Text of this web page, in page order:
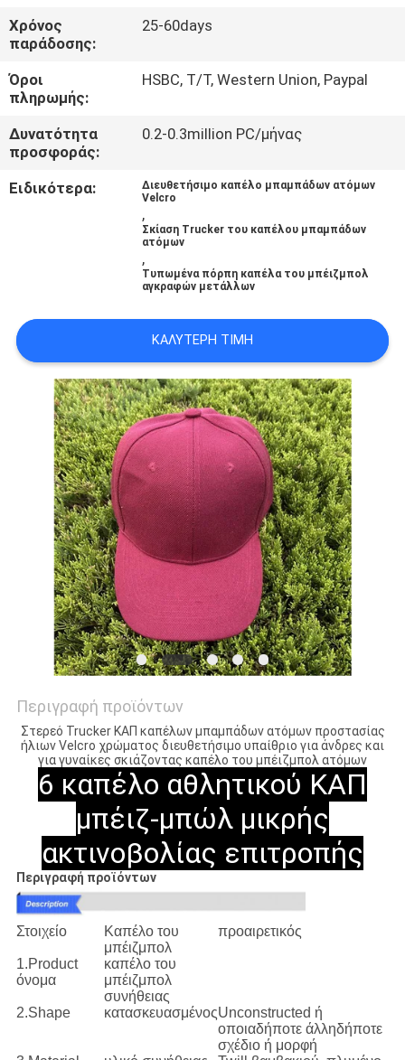
ΕΙΔΉΣΕΙΣ
ΠΕΡΙΠΤΏΣΕΙΣ
SITEMAP
Χρόνος
παράδοσης:
25-60days
Όροι
πληρωμής:
HSBC, T/T, Western Union, Paypal
Δυνατότητα
προσφοράς:
0.2-0.3million PC/μήνας
Ειδικότερα:
Διευθετήσιμο καπέλο μπαμπάδων ατόμων
Velcro
,
Σκίαση Trucker του καπέλου μπαμπάδων
ατόμων
,
Τυπωμένα πόρπη καπέλα του μπέιζμπολ
αγκραφών μετάλλων
ΚΑΛΎΤΕΡΗ ΤΙΜΉ
Περιγραφή προϊόντων
Στερεό Trucker ΚΑΠ καπέλων μπαμπάδων ατόμων προστασίας
ήλιων Velcro χρώματος διευθετήσιμο υπαίθριο για άνδρες και
για γυναίκες σκιάζοντας καπέλο του μπέιζμπολ ατόμων
6 καπέλο αθλητικού ΚΑΠ
μπέιζ-μπώλ μικρής
ακτινοβολίας επιτροπής
Περιγραφή προϊόντων
Στοιχείο
Καπέλο του
μπέιζμπολ
προαιρετικός
1.Product
όνομα
καπέλο του
μπέιζμπολ
συνήθειας
2.Shape
κατασκευασμένοςUnconstructed ή
οποιαδήποτε άλληδήποτε
σχέδιο ή μορφή